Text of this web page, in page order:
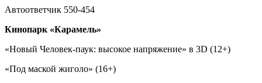
Автоответчик 550-454
Кинопарк «Карамель»
«Новый Человек-паук: высокое напряжение» в 3D (12+)
«Под маской жиголо» (16+)